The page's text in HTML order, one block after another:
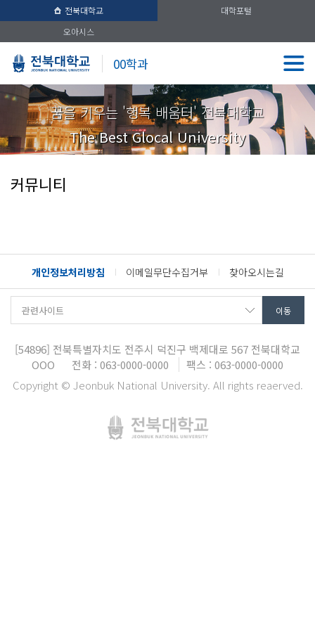
전북대학교
대학포털
오아시스
00학과
꿈을 키우는 '행복 배움터' 전북대학교
The Best Glocal University
커뮤니티
개인정보처리방침 이메일무단수집거부 찾아오시는길
[54896] 전북특별자치도 전주시 덕진구 백제대로 567 전북대학교
OOO
전화 : 063-0000-0000
팩스 : 063-0000-0000
Copyright © Jeonbuk National University. All rights reaerved.